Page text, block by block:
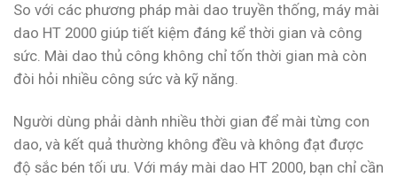
So với các phương pháp mài dao truyền thống, máy mài
dao HT 2000 giúp tiết kiệm đáng kể thời gian và công
sức. Mài dao thủ công không chỉ tốn thời gian mà còn
đòi hỏi nhiều công sức và kỹ năng.
Người dùng phải dành nhiều thời gian để mài từng con
dao, và kết quả thường không đều và không đạt được
độ sắc bén tối ưu. Với máy mài dao HT 2000, bạn chỉ cần